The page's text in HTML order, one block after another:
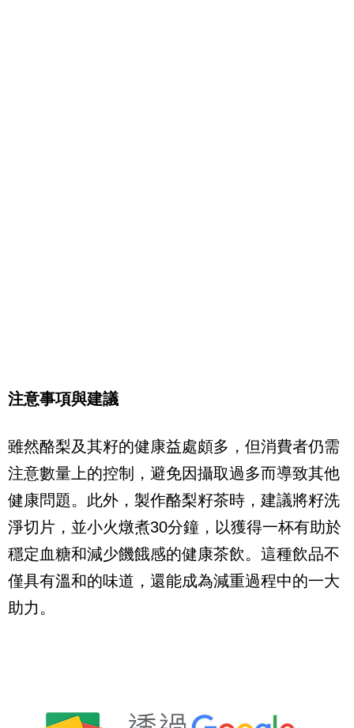
注意事項與建議
雖然酪梨及其籽的健康益處頗多，但消費者仍需
注意數量上的控制，避免因攝取過多而導致其他
健康問題。此外，製作酪梨籽茶時，建議將籽洗
淨切片，並小火燉煮30分鐘，以獲得一杯有助於
穩定血糖和減少饑餓感的健康茶飲。這種飲品不
僅具有溫和的味道，還能成為減重過程中的一大
助力。